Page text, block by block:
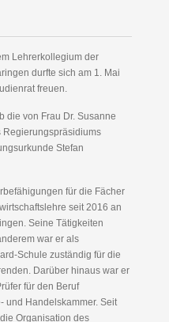
Lehrerkollegium der
durfte sich am 1. Mai
freuen.
die von Frau Dr. Susanne
Regierungspräsidiums
Stefan
für die Fächer
seit 2016 an
Seine Tätigkeiten
war er als
Schule zuständig für die
Darüber hinaus war er
für den Beruf
und Handelskammer. Seit
Organisation des